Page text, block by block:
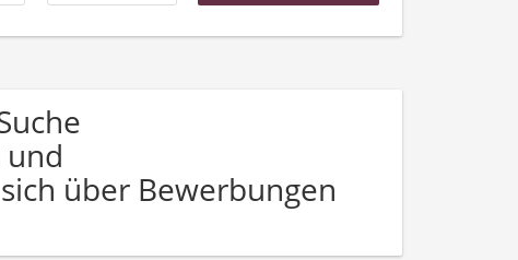
über Bewerbungen